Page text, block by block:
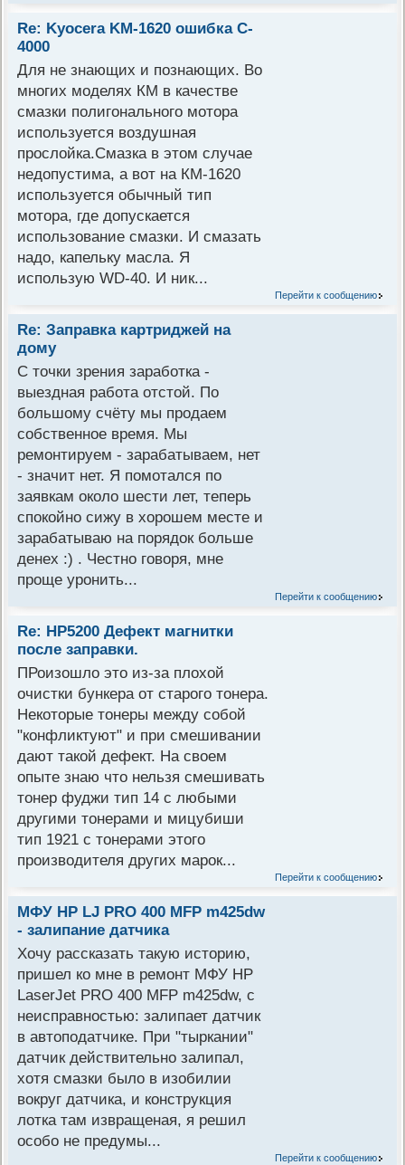
Re: Kyocera KM-1620 ошибка C-
4000
Для не знающих и познающих. Во
многих моделях КМ в качестве
смазки полигонального мотора
используется воздушная
прослойка.Смазка в этом случае
недопустима, а вот на КМ-1620
используется обычный тип
мотора, где допускается
использование смазки. И смазать
надо, капельку масла. Я
использую WD-40. И ник...
Перейти к сообщению
Re: Заправка картриджей на
дому
С точки зрения заработка -
выездная работа отстой. По
большому счёту мы продаем
собственное время. Мы
ремонтируем - зарабатываем, нет
- значит нет. Я помотался по
заявкам около шести лет, теперь
спокойно сижу в хорошем месте и
зарабатываю на порядок больше
денех :) . Честно говоря, мне
проще уронить...
Перейти к сообщению
Re: НР5200 Дефект магнитки
после заправки.
ПРоизошло это из-за плохой
очистки бункера от старого тонера.
Некоторые тонеры между собой
"конфликтуют" и при смешивании
дают такой дефект. На своем
опыте знаю что нельзя смешивать
тонер фуджи тип 14 с любыми
другими тонерами и мицубиши
тип 1921 с тонерами этого
производителя других марок...
Перейти к сообщению
МФУ HP LJ PRO 400 MFP m425dw
- залипание датчика
Хочу рассказать такую историю,
пришел ко мне в ремонт МФУ HP
LaserJet PRO 400 MFP m425dw, с
неисправностью: залипает датчик
в автоподатчике. При "тыркании"
датчик действительно залипал,
хотя смазки было в изобилии
вокруг датчика, и конструкция
лотка там извращеная, я решил
особо не предумы...
Перейти к сообщению